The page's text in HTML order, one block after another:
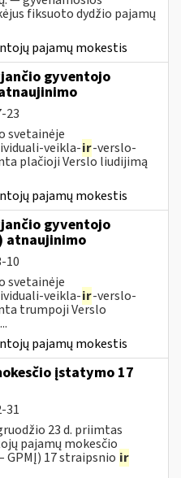
fiksuoto dydžio pajamų
pajamų mokestis
gyventojo
23
svetainėje
veikla-ir-verslo-
plačioji Verslo liudijimą
pajamų mokestis
gyventojo
atnaujinimo
10
svetainėje
veikla-ir-verslo-
trumpoji Verslo
pajamų mokestis
įstatymo 17
31
23 d. priimtas
pajamų mokesčio
GPMĮ) 17 straipsnio ir